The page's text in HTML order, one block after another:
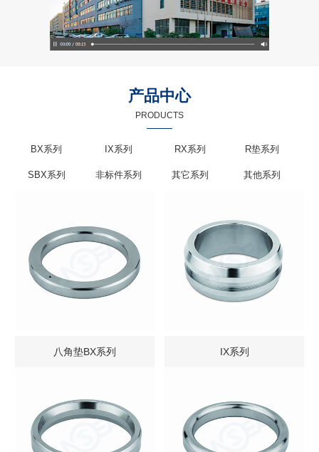
产品中心
PRODUCTS
BX系列 IX系列 RX系列 R垫系列
SBX系列 非标件系列 其它系列 其他系列
八角垫BX系列 IX系列